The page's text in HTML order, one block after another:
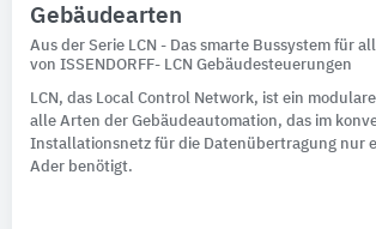
Gebäudearten
Aus der Serie LCN - Das smarte Bussystem für
von ISSENDORFF- LCN Gebäudesteuerungen
LCN, das Local Control Network, ist ein
alle Arten der Gebäudeautomation, das im
Installationsnetz für die Datenübertragung nur
Ader benötigt.